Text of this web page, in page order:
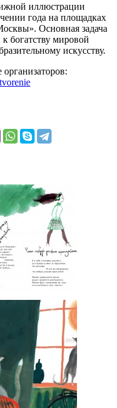
иллюстрации
года на площадках
Основная задача
богатству мировой
искусству.